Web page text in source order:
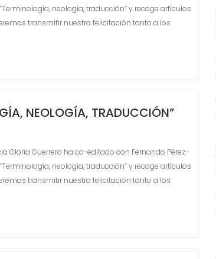
neología, traducción” y recoge artículos
transmitir nuestra felicitación tanto a los
NEOLOGÍA, TRADUCCIÓN”
Guerrero ha co-editado con Fernando Pérez-
neología, traducción” y recoge artículos
transmitir nuestra felicitación tanto a los